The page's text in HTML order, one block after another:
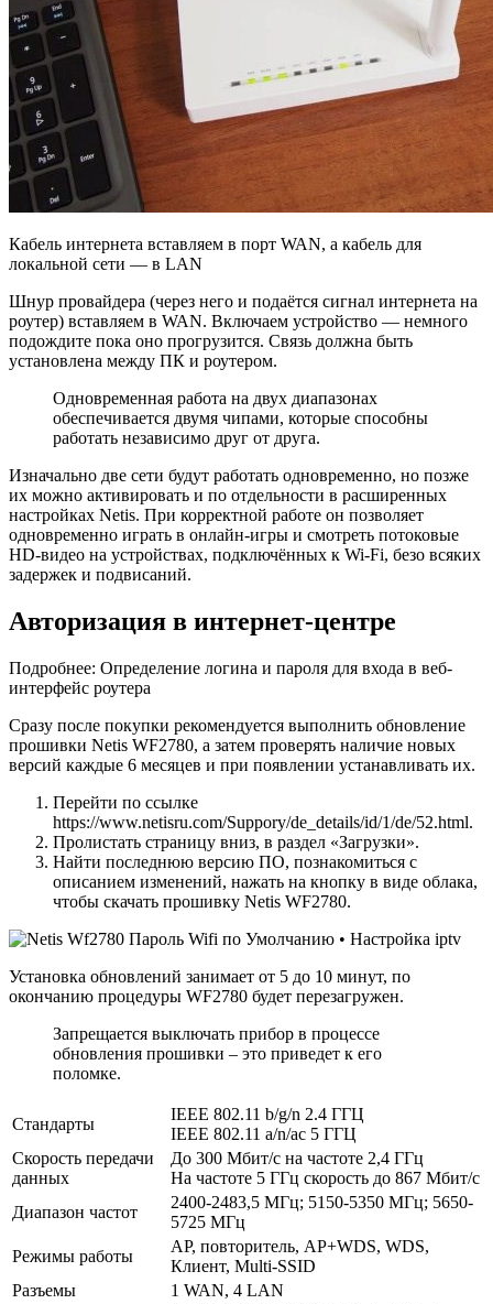
Кабель интернета вставляем в порт WAN, а кабель для
локальной сети — в LAN
Шнур провайдера (через него и подаётся сигнал интернета на
роутер) вставляем в WAN. Включаем устройство — немного
подождите пока оно прогрузится. Связь должна быть
установлена между ПК и роутером.
Одновременная работа на двух диапазонах
обеспечивается двумя чипами, которые способны
работать независимо друг от друга.
Изначально две сети будут работать одновременно, но позже
их можно активировать и по отдельности в расширенных
настройках Netis. При корректной работе он позволяет
одновременно играть в онлайн-игры и смотреть потоковые
HD-видео на устройствах, подключённых к Wi-Fi, безо всяких
задержек и подвисаний.
Авторизация в интернет-центре
Подробнее: Определение логина и пароля для входа в веб-
интерфейс роутера
Сразу после покупки рекомендуется выполнить обновление
прошивки Netis WF2780, а затем проверять наличие новых
версий каждые 6 месяцев и при появлении устанавливать их.
Перейти по ссылке
https://www.netisru.com/Suppory/de_details/id/1/de/52.html.
Пролистать страницу вниз, в раздел «Загрузки».
Найти последнюю версию ПО, познакомиться с
описанием изменений, нажать на кнопку в виде облака,
чтобы скачать прошивку Netis WF2780.
Установка обновлений занимает от 5 до 10 минут, по
окончанию процедуры WF2780 будет перезагружен.
Запрещается выключать прибор в процессе
обновления прошивки – это приведет к его
поломке.
Стандарты
IEEE 802.11 b/g/n 2.4 ГГЦ
IEEE 802.11 a/n/ac 5 ГГЦ
Скорость передачи
данных
До 300 Мбит/с на частоте 2,4 ГГц
На частоте 5 ГГц скорость до 867 Мбит/с
Диапазон частот
2400-2483,5 МГц; 5150-5350 МГц; 5650-
5725 МГц
Режимы работы
AP, повторитель, AP+WDS, WDS,
Клиент, Multi-SSID
Разъемы
1 WAN, 4 LAN